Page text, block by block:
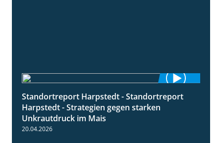
9:11
Standortreport Harpstedt - Standortreport
Harpstedt - Strategien gegen starken
Unkrautdruck im Mais
20.04.2026